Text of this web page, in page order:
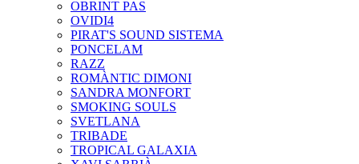
OBRINT PAS
OVIDI4
PIRAT'S SOUND SISTEMA
PONCELAM
RAZZ
ROMÀNTIC DIMONI
SANDRA MONFORT
SMOKING SOULS
SVETLANA
TRIBADE
TROPICAL GALAXIA